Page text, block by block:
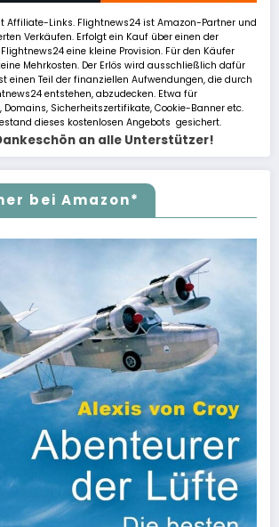
Affiliate-Links. Flightnews24 ist Amazon-Partner und
Verkäufen. Erfolgt ein Kauf über einen der
eine kleine Provision. Für den Käufer
Mehrkosten. Der Erlös wird ausschließlich dafür
einen Teil der finanziellen Aufwendungen, die durch
entstehen, abzudecken. Etwa für
Domains, Sicherheitszertifikate, Cookie-Banner etc.
dieses kostenlosen Angebots gesichert.
an alle Unterstützer!
bei Amazon*